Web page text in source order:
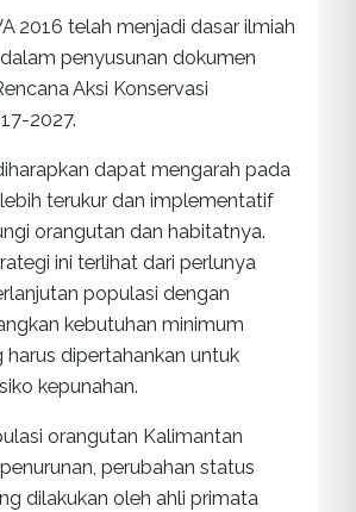
2016 telah menjadi dasar ilmiah
penyusunan dokumen
Aksi Konservasi
2027.
dapat mengarah pada
terukur dan implementatif
orangutan dan habitatnya.
ini terlihat dari perlunya
populasi dengan
kebutuhan minimum
harus dipertahankan untuk
kepunahan.
orangutan Kalimantan
perubahan status
dilakukan oleh ahli primata